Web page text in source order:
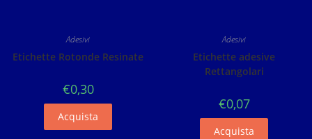
Adesivi
Etichette Rotonde Resinate
€0,30
Acquista
Adesivi
Etichette adesive
Rettangolari
€0,07
Acquista